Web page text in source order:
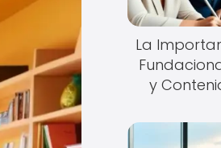
La
y